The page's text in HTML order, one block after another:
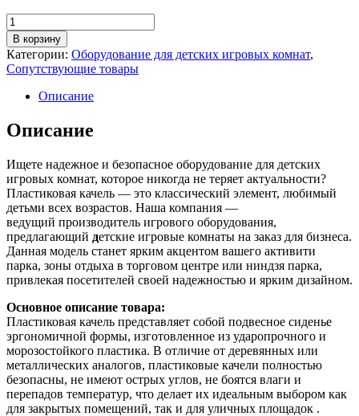
Количество
товара
Качель
пластиковая
В корзину
Категории: Оборудование для детских игровых комнат,
Сопутствующие товары
Описание
Описание
Ищете надежное и безопасное оборудование для детских
игровых комнат, которое никогда не теряет актуальности?
Пластиковая качель — это классический элемент, любимый
детьми всех возрастов. Наша компания —
ведущий производитель игрового оборудования,
предлагающий детские игровые комнаты на заказ для бизнеса.
Данная модель станет ярким акцентом вашего активити
парка, зоны отдыха в торговом центре или ниндзя парка,
привлекая посетителей своей надежностью и ярким дизайном.
Основное описание товара:
Пластиковая качель представляет собой подвесное сиденье
эргономичной формы, изготовленное из ударопрочного и
морозостойкого пластика. В отличие от деревянных или
металлических аналогов, пластиковые качели полностью
безопасны, не имеют острых углов, не боятся влаги и
перепадов температур, что делает их идеальным выбором как
для закрытых помещений, так и для уличных площадок .